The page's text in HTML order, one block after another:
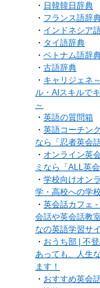
・ 日韓韓日辞典
・ フランス語辞
・ インドネシア
・ タイ語辞典
・ ベトナム語辞
・ 古語辞典
・ キャリジェネ
ル・AIスキルで
～
・ 英語の質問箱
・ 英語コーチン
なら「忍者英会話
・ オンライン英
ミなら「ALL英会
・ 学校向けオン
学・高校への学
・ 英会話カフェ
会話や英会話教
なの英語学習サ
・ おうち部 | 不
あっても、人生
ます！
・ おすすめ英会